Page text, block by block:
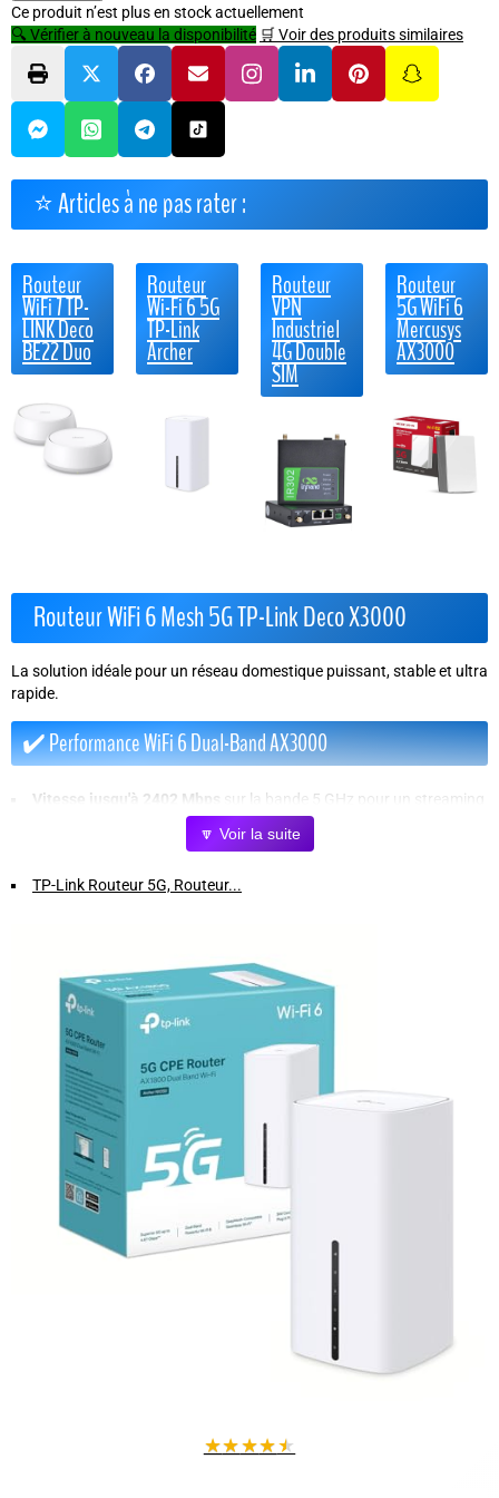
Ce produit n’est plus en stock actuellement
🔍 Vérifier à nouveau la disponibilité 🛒 Voir des produits similaires
⭐ Articles à ne pas rater :
Routeur
WiFi 7 TP-
LINK Deco
BE22 Duo
Routeur
Wi-Fi 6 5G
TP-Link
Archer
Routeur
VPN
Industriel
4G Double
SIM
Routeur
5G WiFi 6
Mercusys
AX3000
Routeur WiFi 6 Mesh 5G TP-Link Deco X3000
La solution idéale pour un réseau domestique puissant, stable et ultra
rapide.
✔️ Performance WiFi 6 Dual-Band AX3000
Vitesse jusqu'à 2402 Mbps sur la bande 5 GHz pour un streaming
sur la bande 2,4 GHz pour une connexion stable sur
Débit 5G jusqu'à4,67 Gbit/spour des téléchargements ultra
rapides.
Partagez une connexion 5G avec tous vos équipements WiFi 6 et
Streaming Ultra HD et appels vidéo fluides, même en mobilité.
✔️ Modes de fonctionnement flexibles
Fonctionne comme routeur classique avec modems câble, fibre ou
Passage automatique au réseau 5G en cas de coupure Internet
Idéal pour vidéoconférences et streaming en continu sans
✔️ Ports ultra rapides pour une connectivité optimale
Deux ports Gigabit Ethernet pour vos appareils câblés.
🔽 Voir la suite
TP-Link Routeur 5G, Routeur...
★★★★★